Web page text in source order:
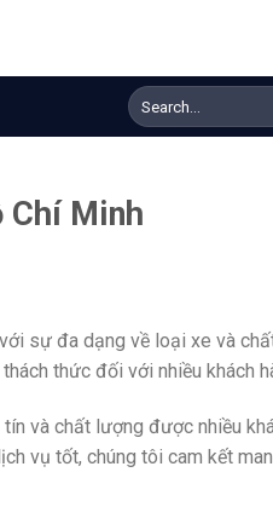
Chí Minh
sự đa dạng về loại xe và
thức đối với nhiều khách
và chất lượng được nhiều
vụ tốt, chúng tôi cam kết